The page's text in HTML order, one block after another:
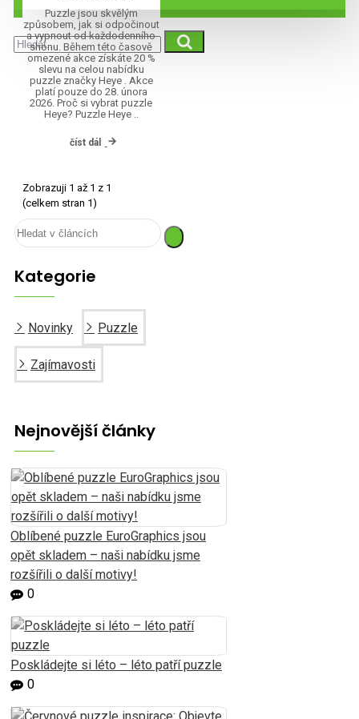
Puzzle jsou skvělým
způsobem, jak si odpočinout
a vypnout od každodenního
shonu. Během této časově
omezené akce získáte 20 %
slevu na celou nabídku
puzzle značky Heye . Akce
platí pouze do 28. února
2026. Proč si vybrat puzzle
Heye? Puzzle Heye ..
číst dál
Zobrazuji 1 až 1 z 1
(celkem stran 1)
Kategorie
Novinky Puzzle
Zajímavosti
Nejnovější články
Oblíbené puzzle EuroGraphics jsou
opět skladem – naši nabídku jsme
rozšířili o další motivy!
0
Poskládejte si léto – léto patří puzzle
0